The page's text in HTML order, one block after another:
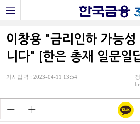
이창용 "금리인하 가능
니다" [한은 총재 일문일
기사입력 : 2023-04-11 13:54